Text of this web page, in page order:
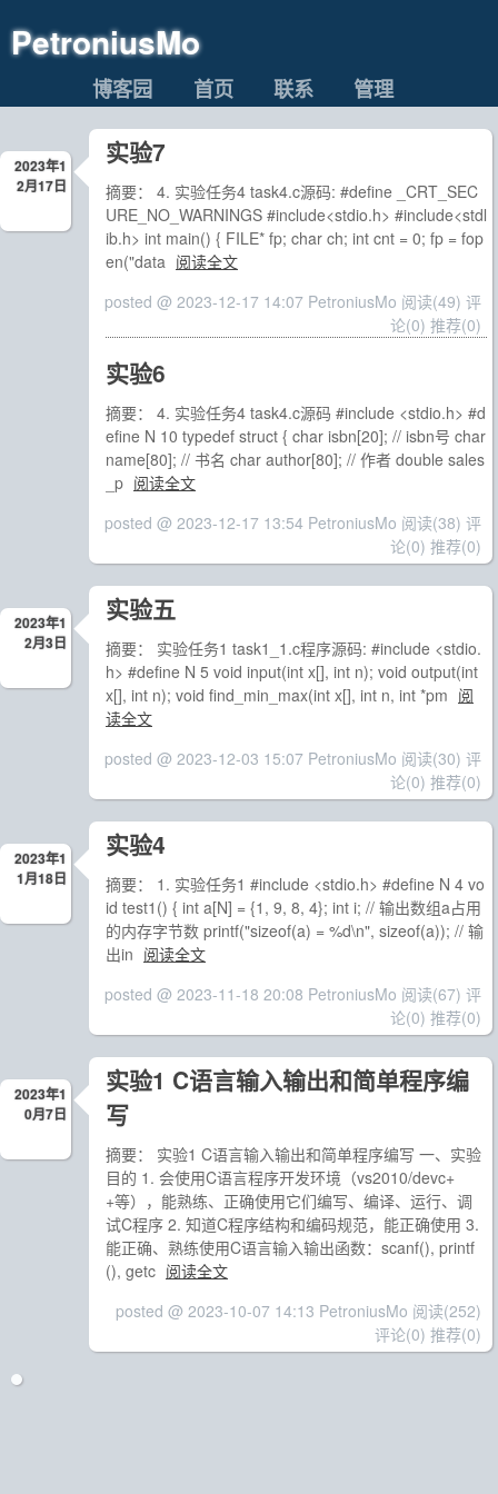
PetroniusMo
博客园 首页 联系 管理
2023年1
2月17日
实验7
摘要： 4. 实验任务4 task4.c源码: #define _CRT_SEC
URE_NO_WARNINGS #include<stdio.h> #include<stdl
ib.h> int main() { FILE* fp; char ch; int cnt = 0; fp = fop
en("data 阅读全文
posted @ 2023-12-17 14:07 PetroniusMo 阅读(49) 评
论(0) 推荐(0)
实验6
摘要： 4. 实验任务4 task4.c源码 #include <stdio.h> #d
efine N 10 typedef struct { char isbn[20]; // isbn号 char
name[80]; // 书名 char author[80]; // 作者 double sales
_p 阅读全文
posted @ 2023-12-17 13:54 PetroniusMo 阅读(38) 评
论(0) 推荐(0)
2023年1
2月3日
实验五
摘要： 实验任务1 task1_1.c程序源码: #include <stdio.
h> #define N 5 void input(int x[], int n); void output(int
x[], int n); void find_min_max(int x[], int n, int *pm 阅
读全文
posted @ 2023-12-03 15:07 PetroniusMo 阅读(30) 评
论(0) 推荐(0)
2023年1
1月18日
实验4
摘要： 1. 实验任务1 #include <stdio.h> #define N 4 vo
id test1() { int a[N] = {1, 9, 8, 4}; int i; // 输出数组a占用
的内存字节数 printf("sizeof(a) = %d\n", sizeof(a)); // 输
出in 阅读全文
posted @ 2023-11-18 20:08 PetroniusMo 阅读(67) 评
论(0) 推荐(0)
2023年1
0月7日
实验1 C语言输入输出和简单程序编
写
摘要： 实验1 C语言输入输出和简单程序编写 一、实验
目的 1. 会使用C语言程序开发环境（vs2010/devc+
+等），能熟练、正确使用它们编写、编译、运行、调
试C程序 2. 知道C程序结构和编码规范，能正确使用 3.
能正确、熟练使用C语言输入输出函数：scanf(), printf
(), getc 阅读全文
posted @ 2023-10-07 14:13 PetroniusMo 阅读(252)
评论(0) 推荐(0)